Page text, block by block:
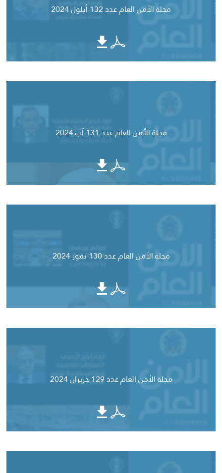
مجلة الأمن العام عدد 132 أيلول 2024
مجلة الأمن العام عدد 131 آب 2024
مجلة الأمن العام عدد 130 تموز 2024
مجلة الأمن العام عدد 129 حزيران 2024